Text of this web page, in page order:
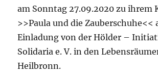
am Sonntag 27.09.2020 zu ihrem
>>Paula und die Zauberschuhe<<
Einladung von der Hölder –
Solidaria e. V. in den
Heilbronn.